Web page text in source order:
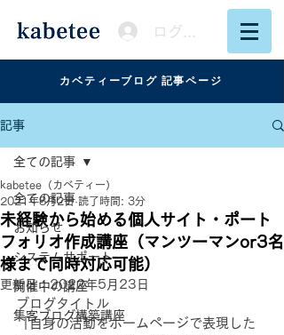
ログイン
カベティーブログ 記事ページ
記事
全ての記事
お知らせ
システムサポート
開催中の講座
集客ブログ構築講座
全ての記事
未経験から始める個人サイト・ポート
フォリオ作成講座（マンツーマンor3名
様まで同時対応可能）
kabetee（カベティー）
2021年8月2日 読了時間: 3分
更新日：2022年5月23日
ブログタイトル
『自身の活動をホームページで表現した